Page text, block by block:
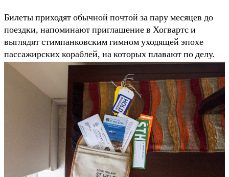
Билеты приходят обычной почтой за пару месяцев до
поездки, напоминают приглашение в Хогвартс и
выглядят стимпанковским гимном уходящей эпохе
пассажирских кораблей, на которых плавают по делу.